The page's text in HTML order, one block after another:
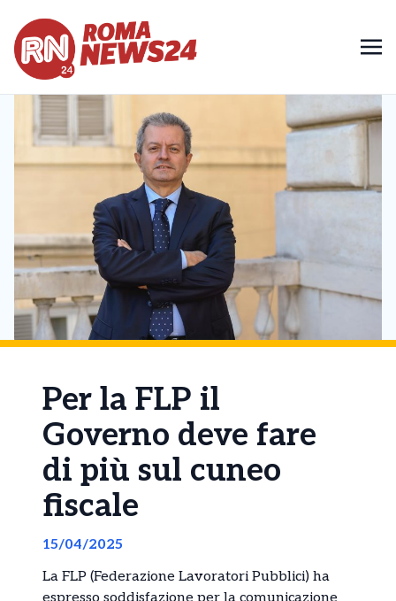
Per la FLP il
Governo deve fare
di più sul cuneo
fiscale
15/04/2025
La FLP (Federazione Lavoratori Pubblici) ha